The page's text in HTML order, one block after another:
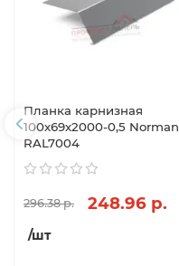
Планка карнизная
100х69х2000-0,5 Norman
RAL7004
296.38 р. 248.96 р.
/шт